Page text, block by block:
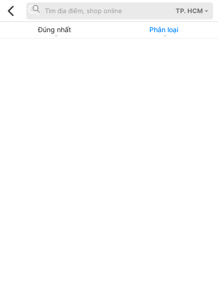
TP. HCM
Đúng nhất Phân loại